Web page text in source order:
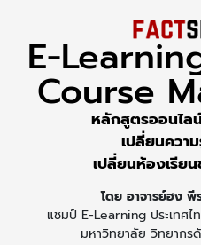
E-
Course
หลักสูตรออนไล
เปลี่ยนควา
เปลี่ยนห้องเรีย
โดย อาจารย์ฮง
แชมป์ E-Learning ประเทศ
มหาวิทยาลัย วิทยากร